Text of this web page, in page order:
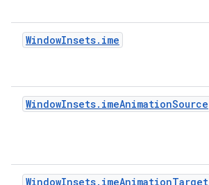
WindowInsets.ime
WindowInsets.imeAnimationSource
WindowInsets.imeAnimationTarget